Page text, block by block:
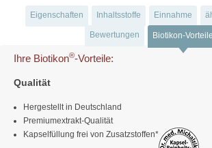
Eigenschaften Inhaltsstoffe Einnahme
Bewertungen Biotikon-Vorteile
Ihre Biotikon®-Vorteile:
Qualität
Hergestellt in Deutschland
Premiumextrakt-Qualität
Kapselfüllung frei von Zusatzstoffen*